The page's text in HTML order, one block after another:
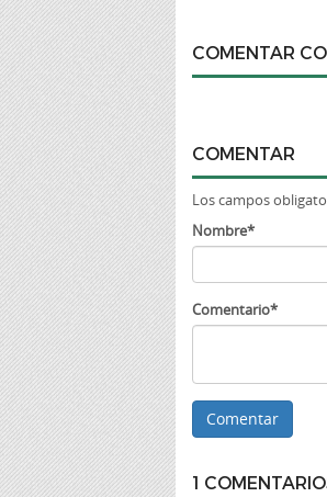
COMENTAR
COMENTAR
Los campos
Nombre*
Comentario*
1